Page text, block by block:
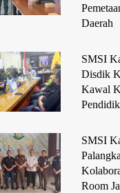
Daerah
SMSI
Disdik
Kawal
SMSI
Room